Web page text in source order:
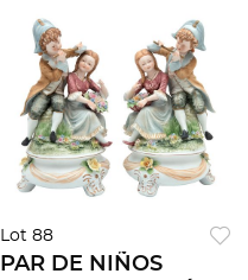
Lot 88
PAR DE NIÑOS